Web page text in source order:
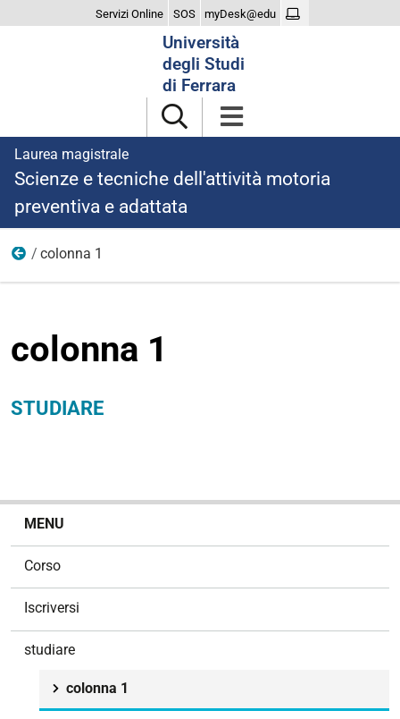
Servizi Online SOS myDesk@edu
Università
degli Studi
di Ferrara
Laurea magistrale
Scienze e tecniche dell'attività motoria
preventiva e adattata
studiare
colonna 1
colonna 1
STUDIARE
MENU
Corso
Iscriversi
studiare
colonna 1